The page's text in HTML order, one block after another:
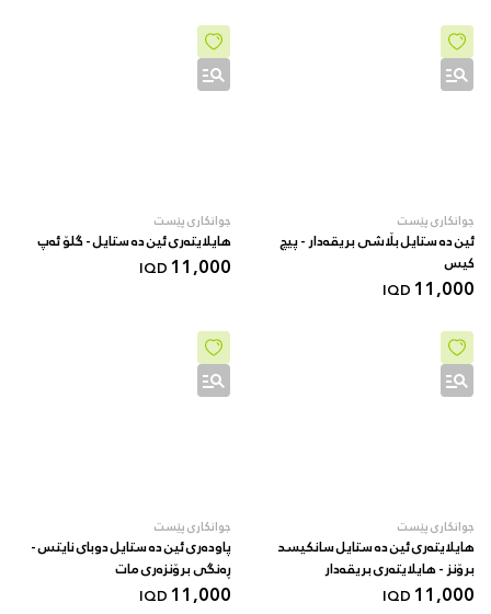
جوانکاری پێست
ئین دە ستایل بڵاشی بریقەدار - پیچ
کیس
11,000
IQD
جوانکاری پێست
هایلایتەری ئین دە ستایل - گلۆ ئەپ
11,000
IQD
جوانکاری پێست
هایلایتەری ئین دە ستایل سانکیسد
برۆنز - هایلایتەری بریقەدار
11,000
IQD
جوانکاری پێست
پاودەری ئین دە ستایل دوبای نایتس -
ڕەنگی برۆنزەری مات
11,000
IQD